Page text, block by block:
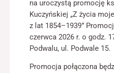
na uroczystą promocję
Kuczyńskiej „Z życia
z lat 1854–1939”
czerwca 2026 r. o godz.
Podwalu, ul. Podwale 15.
Promocja połączona